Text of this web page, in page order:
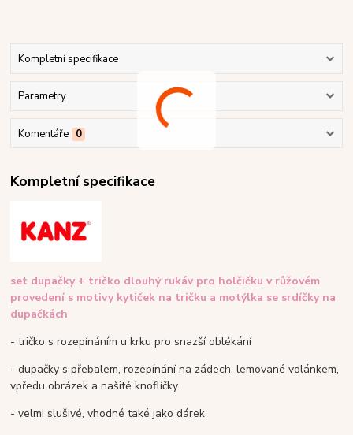
Kompletní specifikace
Parametry
Komentáře 0
Kompletní specifikace
set dupačky + tričko dlouhý rukáv pro holčičku v růžovém
provedení s motivy kytiček na tričku a motýlka se srdíčky na
dupačkách
- tričko s rozepínáním u krku pro snazší oblékání
- dupačky s přebalem, rozepínání na zádech, lemované volánkem,
vpředu obrázek a našité knoflíčky
- velmi slušivé, vhodné také jako dárek